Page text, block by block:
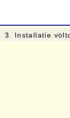
3 . Installatie